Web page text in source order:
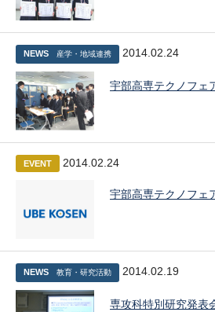
NEWS 産学・地域連携 2014.02.24
宇部高専テクノフェ
EVENT 2014.02.24
宇部高専テクノフェ
NEWS 教育・研究活動 2014.02.19
専攻科特別研究発表